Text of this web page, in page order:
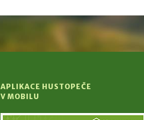
APLIKACE HUSTOPEČE
V MOBILU